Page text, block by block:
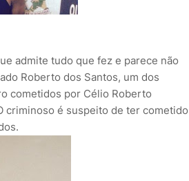
admite tudo que fez e parece não
Roberto dos Santos, um dos
cometidos por Célio Roberto
criminoso é suspeito de ter cometido